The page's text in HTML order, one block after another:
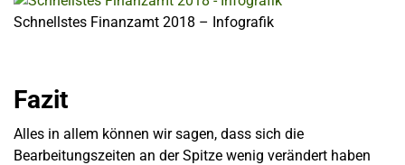
Schnellstes Finanzamt 2018 – Infografik
Fazit
Alles in allem können wir sagen, dass sich die
Bearbeitungszeiten an der Spitze wenig verändert haben